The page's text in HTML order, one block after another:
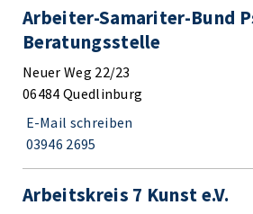
Arbeiter-Samariter-Bund
Beratungsstelle
Neuer Weg 22/23
06484 Quedlinburg
E-Mail schreiben
03946 2695
Arbeitskreis 7 Kunst e.V.